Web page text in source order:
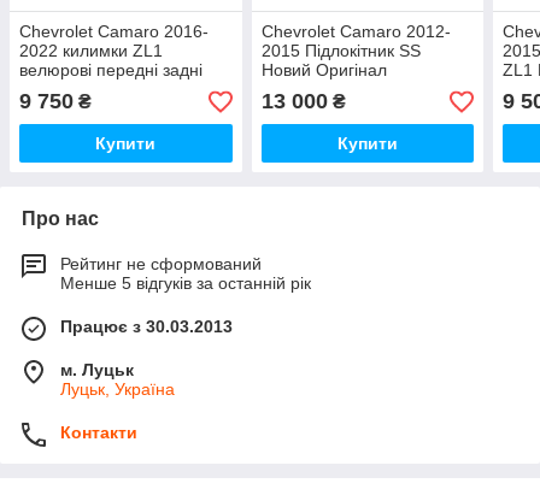
Chevrolet Camaro 2016-
2022 килимки ZL1
велюрові передні задні
Килири Нові Оригінал
9 750 ₴
Купити
Chevrolet Camaro 2012-
2015 Підлокітник SS
Новий Оригінал
13 000₴
Купити
ZL1
9
Про нас
Рейтинг не сформований
Менше 5 відгуків за останній рік
Працює з 30.03.2013
м. Луцьк
Луцьк, Україна
Контакти